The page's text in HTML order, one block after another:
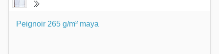
Peignoir 265 g/m² maya